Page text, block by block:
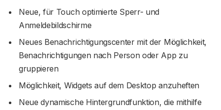
Neue, für Touch optimierte Sperr- und
Anmeldebildschirme
Neues Benachrichtigungscenter mit der Möglichkeit,
Benachrichtigungen nach Person oder App zu
gruppieren
Möglichkeit, Widgets auf dem Desktop anzuheften
Neue dynamische Hintergrundfunktion, die mithilfe